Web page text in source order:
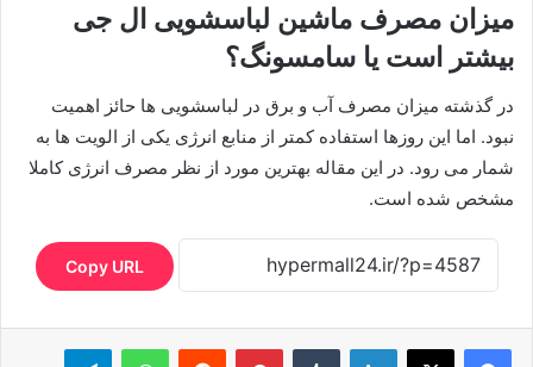
میزان مصرف ماشین لباسشویی ال جی
بیشتر است یا سامسونگ؟
در گذشته میزان مصرف آب و برق در لباسشویی ها حائز اهمیت
نبود. اما این روزها استفاده کمتر از منابع انرژی یکی از الویت ها به
شمار می رود. در این مقاله بهترین مورد از نظر مصرف انرژی کاملا
مشخص شده است.
Copy URL
لینکدین ‫تامبلر ‫پین‌ترست‫رددیت واتس آپ تلگرام